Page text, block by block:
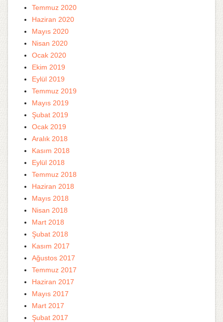
Temmuz 2020
Haziran 2020
Mayıs 2020
Nisan 2020
Ocak 2020
Ekim 2019
Eylül 2019
Temmuz 2019
Mayıs 2019
Şubat 2019
Ocak 2019
Aralık 2018
Kasım 2018
Eylül 2018
Temmuz 2018
Haziran 2018
Mayıs 2018
Nisan 2018
Mart 2018
Şubat 2018
Kasım 2017
Ağustos 2017
Temmuz 2017
Haziran 2017
Mayıs 2017
Mart 2017
Şubat 2017